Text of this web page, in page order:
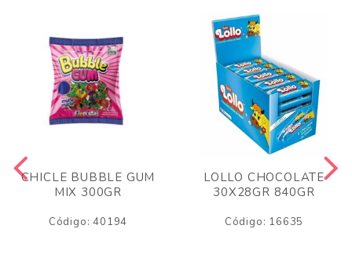
CHICLE BUBBLE GUM
MIX 300GR
Código: 40194
LOLLO CHOCOLATE
30X28GR 840GR
Código: 16635